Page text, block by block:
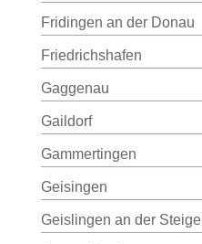
Fridingen an der Donau
Friedrichshafen
Gaggenau
Gaildorf
Gammertingen
Geisingen
Geislingen an der Steige